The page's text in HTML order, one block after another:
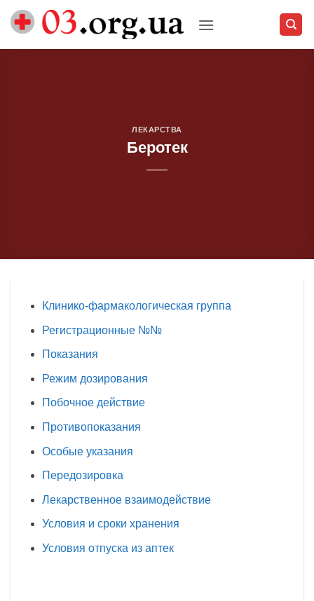
Skip
ЛЕКАРСТВА
Беротек
Клинико-фармакологическая группа
Регистрационные №№
Показания
Режим дозирования
Побочное действие
Противопоказания
Особые указания
Передозировка
Лекарственное взаимодействие
Условия и сроки хранения
Условия отпуска из аптек